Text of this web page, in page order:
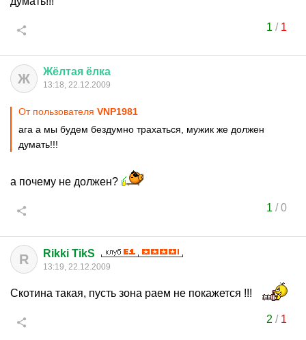
1 / 1
Ж Жёлтая ёлка
13:18, 22.12.2009
От пользователя VNP1981
ага а мы будем бездумно трахаться, мужик же должен
думать!!!
а почему не должен?
1 /0
R Rikki TikS
13:19, 22.12.2009
Скотина такая, пусть зона раем не покажется !!!
2 / 1